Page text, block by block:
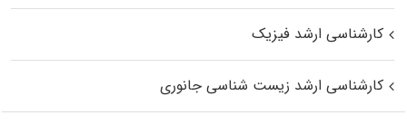
کارشناسی ارشد فیزیک
کارشناسی ارشد زیست‌ شناسی جانوری